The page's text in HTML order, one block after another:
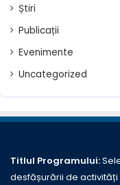
Știri
Publicații
Evenimente
Uncategorized
Titlul Programului:
desfășurării de